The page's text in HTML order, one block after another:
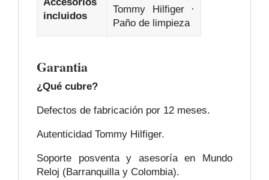
Accesorios
incluidos
Tommy Hilfiger ·
Paño de limpieza
Garantia
¿Qué cubre?
Defectos de fabricación por 12 meses.
Autenticidad Tommy Hilfiger.
Soporte posventa y asesoría en Mundo
Reloj (Barranquilla y Colombia).